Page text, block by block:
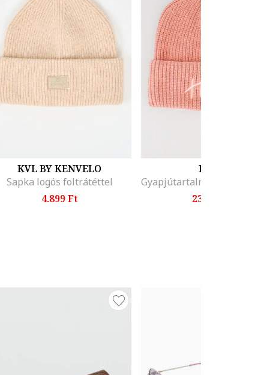
KVL BY KENVELO
Sapka logós foltrátéttel
4.899 Ft
HUGO
23.699 Ft